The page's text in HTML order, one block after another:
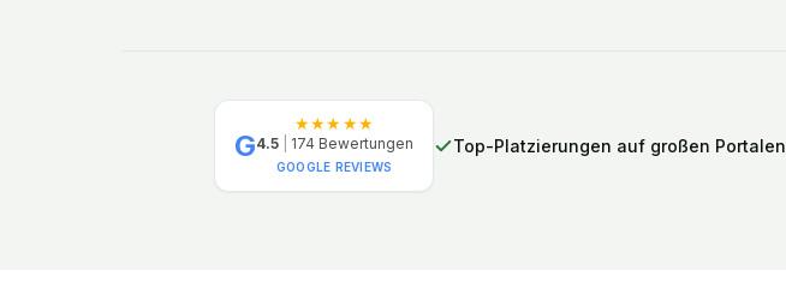
G
★★★★★
4.5 174 Bewertungen
GOOGLE REVIEWS
Top-Platzierungen auf großen Portalen